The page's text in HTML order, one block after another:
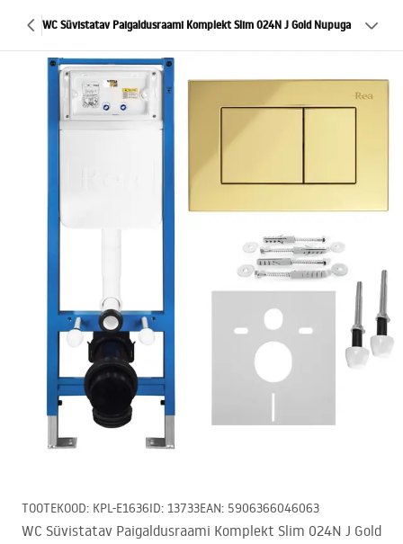
WC Süvistatav Paigaldusraami Komplekt Slim 024N J Gold Nupuga
TOOTEKOOD: KPL-E1636ID: 13733EAN: 5906366046063
WC Süvistatav Paigaldusraami Komplekt Slim 024N J Gold